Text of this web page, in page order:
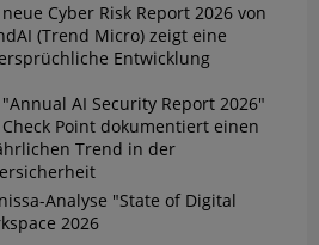
Cyber Risk Report 2026 von
(Trend Micro) zeigt eine
Entwicklung
AI Security Report 2026"
Point dokumentiert einen
Trend in der
Analyse "State of Digital
2026